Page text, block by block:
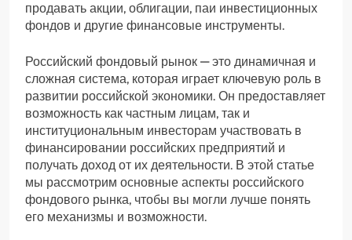
продавать акции, облигации, паи инвестиционных
фондов и другие финансовые инструменты.
Российский фондовый рынок — это динамичная и
сложная система, которая играет ключевую роль в
развитии российской экономики. Он предоставляет
возможность как частным лицам, так и
институциональным инвесторам участвовать в
финансировании российских предприятий и
получать доход от их деятельности. В этой статье
мы рассмотрим основные аспекты российского
фондового рынка, чтобы вы могли лучше понять
его механизмы и возможности.